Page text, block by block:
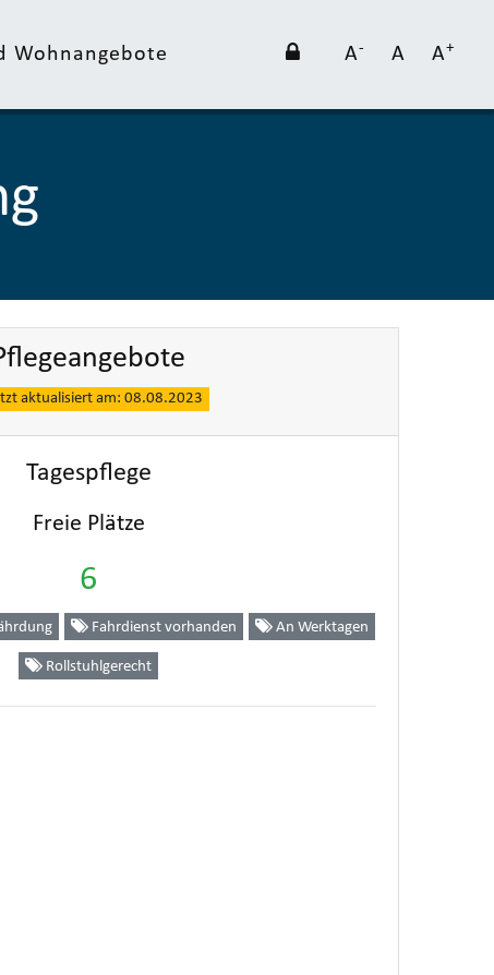
Wohnangebote A- A A+
aktualisiert am: 08.08.2023
Tagespflege
Freie Plätze
6
Fahrdienst vorhanden An Werktagen
Rollstuhlgerecht